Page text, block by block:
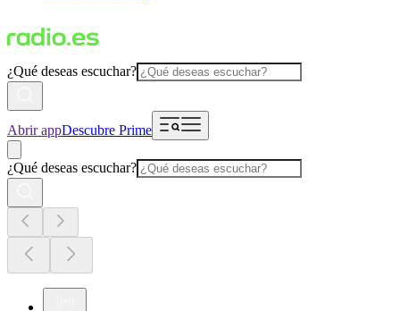
¿Qué deseas escuchar?
Abrir appDescubre Prime
¿Qué deseas escuchar?